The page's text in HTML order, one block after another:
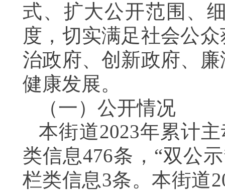
式、扩大公开范围、
度，切实满足社会公
治政府、创新政府、
健康发展。
（一）公开情况
本街道2023年累计
类信息476条，“双公
栏类信息3条。本街道